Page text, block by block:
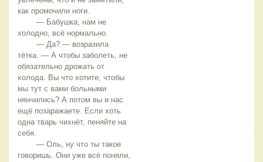
как промочили ноги.
холодно, всё нормально.
тётка. — А чтобы заболеть, не
обязательно дрожать от
холода. Вы что хотите, чтобы
мы тут с вами больными
нянчились? А потом вы и нас
ещё позаражаете. Если хоть
одна тварь чихнёт, пеняйте на
себя.
говоришь. Они уже всё поняли,